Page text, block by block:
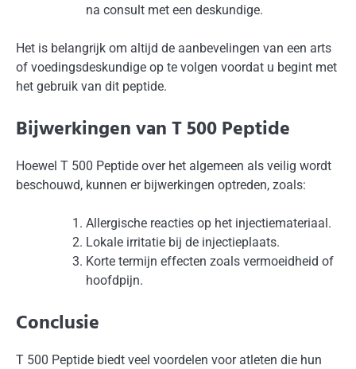
na consult met een deskundige.
Het is belangrijk om altijd de aanbevelingen van een arts
of voedingsdeskundige op te volgen voordat u begint met
het gebruik van dit peptide.
Bijwerkingen van T 500 Peptide
Hoewel T 500 Peptide over het algemeen als veilig wordt
beschouwd, kunnen er bijwerkingen optreden, zoals:
Allergische reacties op het injectiemateriaal.
Lokale irritatie bij de injectieplaats.
Korte termijn effecten zoals vermoeidheid of
hoofdpijn.
Conclusie
T 500 Peptide biedt veel voordelen voor atleten die hun